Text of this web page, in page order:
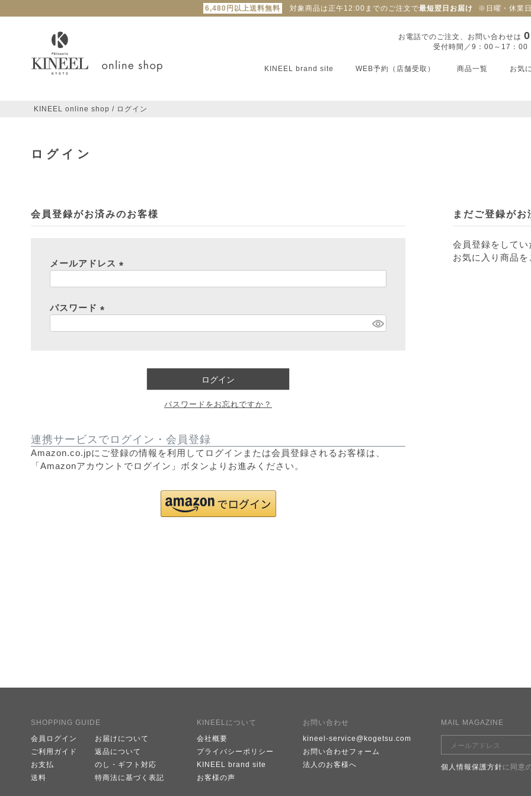
6,480円以上送料無料 対象商品は正午12:00までのご注文で最短翌日お届け ※日曜・休業
お電話でのご注文、お問い合わせは
受付時間／9：00～17：00
KINEEL brand site WEB予約（店舗受取） 商品一覧 お気
KINEEL online shop ログイン
ログイン
会員登録がお済みのお客様
メールアドレス
パスワード
ログイン
パスワードをお忘れですか？
連携サービスでログイン・会員登録
Amazon.co.jpにご登録の情報を利用してログインまたは会員登録されるお客様は、
「Amazonアカウントでログイン」ボタンよりお進みください。
まだご登録が
会員登録をして
お気に入り商品
SHOPPING GUIDE
会員ログイン
ご利用ガイド
お支払
送料
お届けについて
返品について
のし・ギフト対応
特商法に基づく表記
KINEELについて
会社概要
プライバシーポリシー
KINEEL brand site
お客様の声
お問い合わせ
kineel-service@kogetsu.com
お問い合わせフォーム
法人のお客様へ
MAIL MAGAZINE
個人情報保護方針に同意